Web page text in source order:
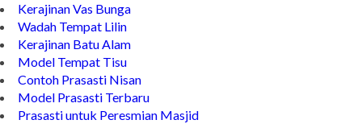
Kerajinan Vas Bunga
Wadah Tempat Lilin
Kerajinan Batu Alam
Model Tempat Tisu
Contoh Prasasti Nisan
Model Prasasti Terbaru
Prasasti untuk Peresmian Masjid